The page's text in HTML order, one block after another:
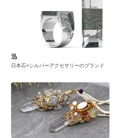
迅
日本石×シルバーアクセサリーのブランド